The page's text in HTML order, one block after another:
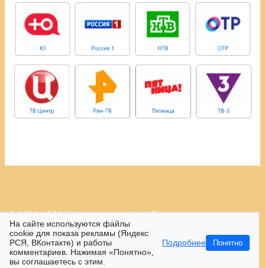
© 2009 - 2026 Контрастный.ру.Политика
конфиденциальности.
16+
На сайте используются файлы
cookie для показа рекламы (Яндекс
РСЯ, ВКонтакте) и работы
комментариев. Нажимая «Понятно»,
вы соглашаетесь с этим.
Подробнее Понятно